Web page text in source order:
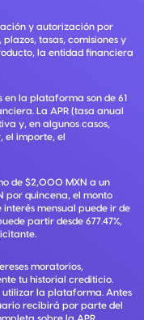
y autorización por
tasas, comisiones y
la entidad financiera
en la plataforma son de 61
La APR (tasa anual
y, en algunos casos,
el importe, el
de $2,000 MXN a un
por quincena, el monto
mensual puede ir de
partir desde 677.47%,
moratorios,
tu historial crediticio.
utilizar la plataforma. Antes
recibirá por parte del